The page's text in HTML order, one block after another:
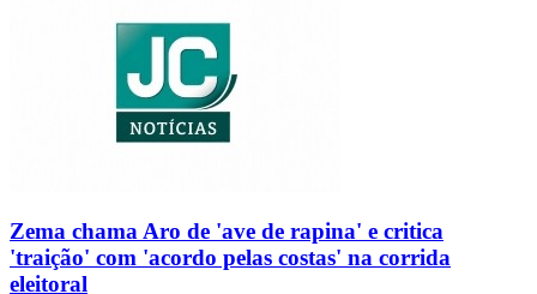
Zema chama Aro de 'ave de rapina' e critica
'traição' com 'acordo pelas costas' na corrida
eleitoral